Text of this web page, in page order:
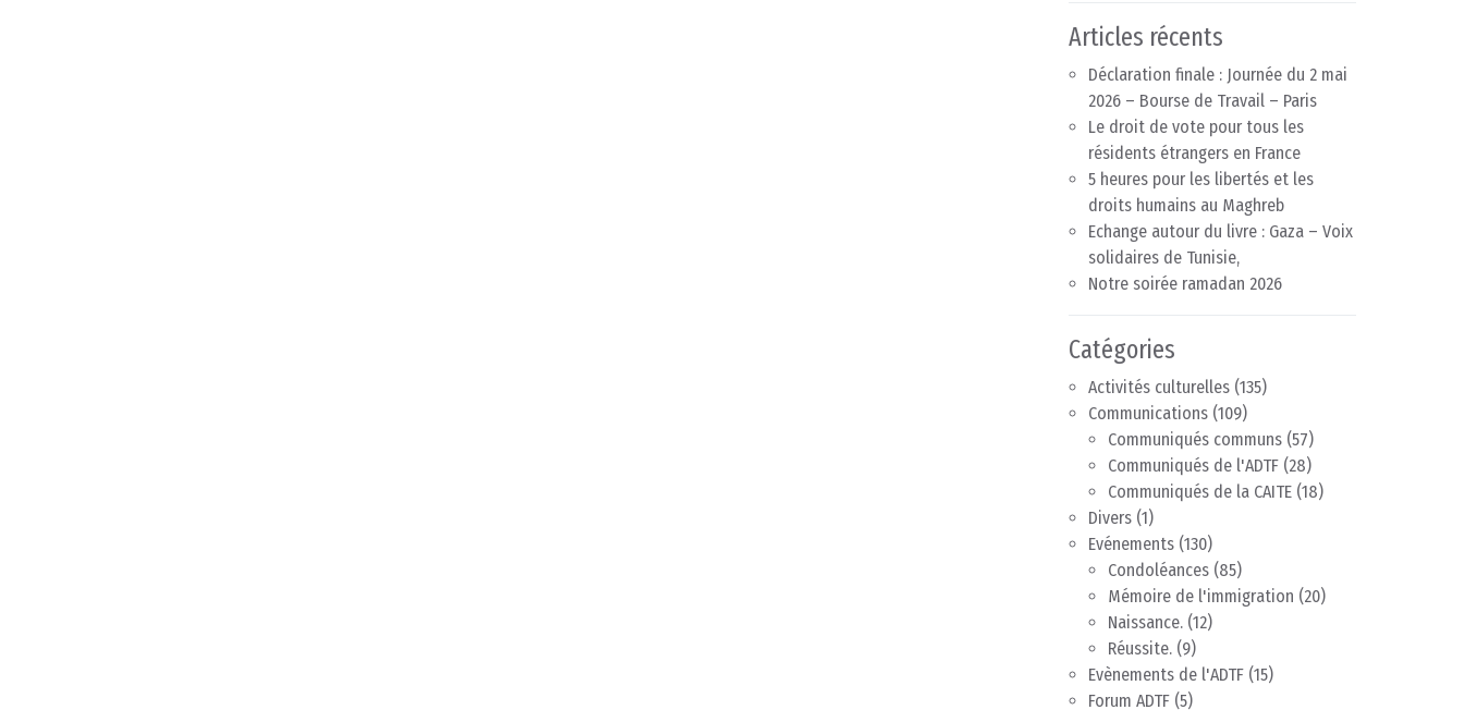
Articles récents
Déclaration finale : Journée du 2 mai
2026 – Bourse de Travail – Paris
Le droit de vote pour tous les
résidents étrangers en France
5 heures pour les libertés et les
droits humains au Maghreb
Echange autour du livre : Gaza – Voix
solidaires de Tunisie,
Notre soirée ramadan 2026
Catégories
Activités culturelles (135)
Communications (109)
Communiqués communs (57)
Communiqués de l'ADTF (28)
Communiqués de la CAITE (18)
Divers (1)
Evénements (130)
Condoléances (85)
Mémoire de l'immigration (20)
Naissance. (12)
Réussite. (9)
Evènements de l'ADTF (15)
Forum ADTF (5)